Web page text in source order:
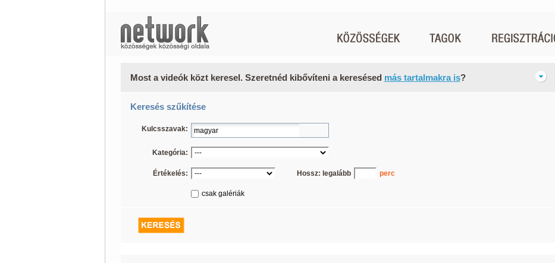
Most a videók közt keresel. Szeretnéd kibővíteni a keresésed más tartalmakra is?
Keresés szűkítése
Kulcsszavak:
Kategória:
Értékelés: Hossz: legalább perc
csak galériák